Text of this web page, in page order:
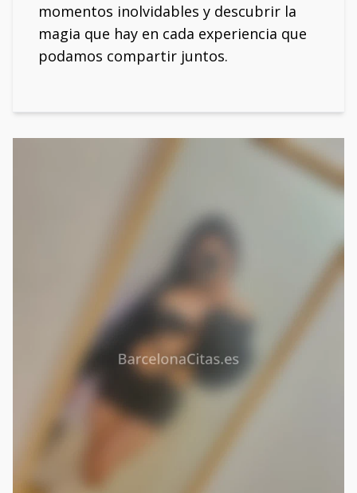
momentos inolvidables y descubrir la
magia que hay en cada experiencia que
podamos compartir juntos.